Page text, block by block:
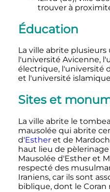
trouver à
Éducation
La ville abrite
l'université Avicenne,
électrique, l'université
et l'université
Sites et
La ville abrite le
mausolée qui abrite
d'Estheret de
haut lieu de pèlerinage
Mausolée d'Esther et
respecté des
Iraniens, car ils sont
biblique, dont le